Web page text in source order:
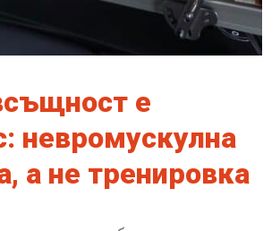
е
невромускулна
а не тренировка